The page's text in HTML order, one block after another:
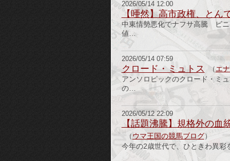
2026/05/14 12:00
【唖然】高市政権、とん
中東情勢悪化でナフサ高騰 ビニ
値…
2026/05/14 07:59
クロード・ミュトス （エ
アンソロピックのクロード・ミ
の…
2026/05/12 22:09
【話題沸騰】規格外の
（ウマ王国の競馬ブログ）
今年の2歳世代で、ひときわ異